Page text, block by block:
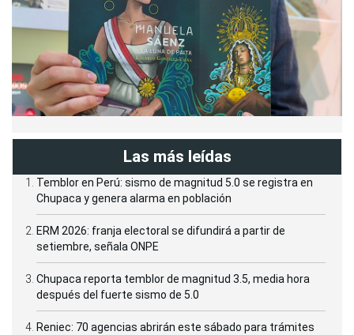
Las más leídas
Temblor en Perú: sismo de magnitud 5.0 se registra en
Chupaca y genera alarma en población
ERM 2026: franja electoral se difundirá a partir de
setiembre, señala ONPE
Chupaca reporta temblor de magnitud 3.5, media hora
después del fuerte sismo de 5.0
Reniec: 70 agencias abrirán este sábado para trámites